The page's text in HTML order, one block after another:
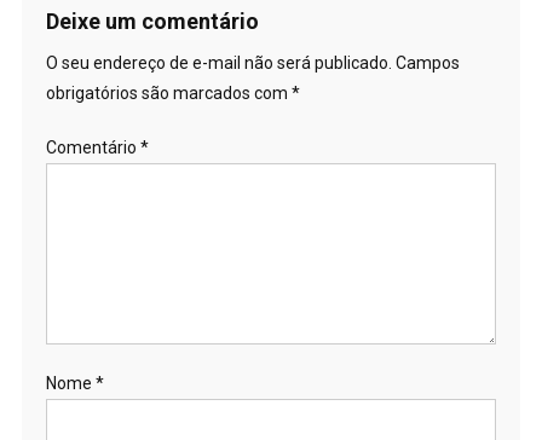
Post
Deixe um comentário
O seu endereço de e-mail não será publicado. Campos
obrigatórios são marcados com *
Comentário *
Nome *